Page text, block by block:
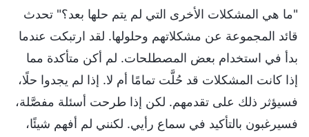
"ما هي المشكلات الأخرى التي لم يتم حلها بعد؟" تحدث
قائد المجموعة عن مشكلاتهم وحلولها. لقد ارتبكت عندما
بدأ في استخدام بعض المصطلحات. لم أكن متأكدة مما
إذا كانت المشكلات قد حُلَّت تمامًا أم لا. إذا لم يجدوا حلًا،
فسيؤثر ذلك على تقدمهم. لكن إذا طرحت أسئلة مفصَّلة،
فسيرغبون بالتأكيد في سماع رأيي. لكنني لم أفهم شيئًا،